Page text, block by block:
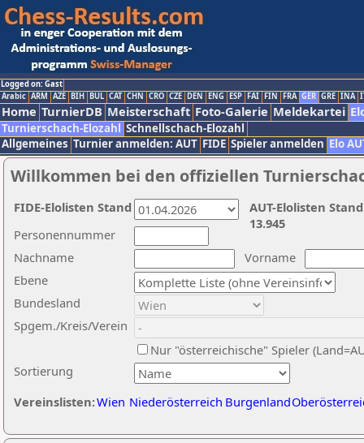
Logged on: Gast
Arabic ARM AZE BIH BUL CAT CHN CRO CZE DEN ENG ESP FAI FIN FRA GER GRE INA
Home TurnierDB Meisterschaft Foto-Galerie Meldekartei
Turnierschach-Elozahl Schnellschach-Elozahl
Allgemeines Turnier anmelden: AUT FIDE Spieler anmelden Elo
Willkommen bei den offiziellen
Nachname
Vorname
Ebene
Sortierung
Personennummer
Bundesland
Spgem./Kreis/Verein
Nur "österreichische" Spieler
Vereinslisten:Wien Niederösterreich Burgenland
AUT-Elolisten
13.945
FIDE-Elolisten Stand